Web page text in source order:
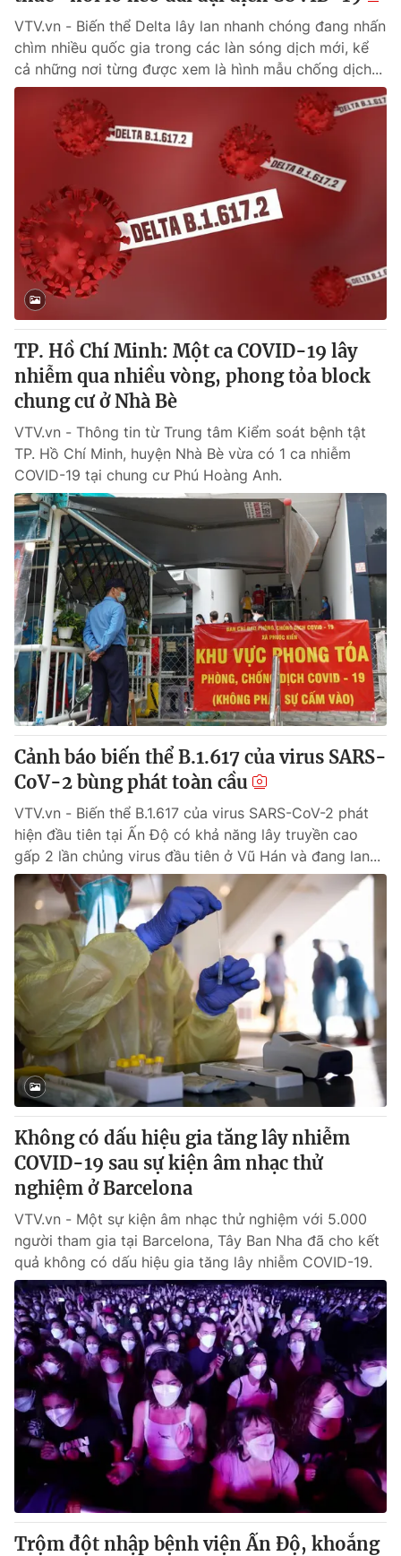
VTV.vn - Biến thể Delta lây lan nhanh chóng đang nhấn
chìm nhiều quốc gia trong các làn sóng dịch mới, kể
cả những nơi từng được xem là hình mẫu chống dịch...
TP. Hồ Chí Minh: Một ca COVID-19 lây
nhiễm qua nhiều vòng, phong tỏa block
chung cư ở Nhà Bè
VTV.vn - Thông tin từ Trung tâm Kiểm soát bệnh tật
TP. Hồ Chí Minh, huyện Nhà Bè vừa có 1 ca nhiễm
COVID-19 tại chung cư Phú Hoàng Anh.
Cảnh báo biến thể B.1.617 của virus SARS-
CoV-2 bùng phát toàn cầu
VTV.vn - Biến thể B.1.617 của virus SARS-CoV-2 phát
hiện đầu tiên tại Ấn Độ có khả năng lây truyền cao
gấp 2 lần chủng virus đầu tiên ở Vũ Hán và đang lan...
Không có dấu hiệu gia tăng lây nhiễm
COVID-19 sau sự kiện âm nhạc thử
nghiệm ở Barcelona
VTV.vn - Một sự kiện âm nhạc thử nghiệm với 5.000
người tham gia tại Barcelona, Tây Ban Nha đã cho kết
quả không có dấu hiệu gia tăng lây nhiễm COVID-19.
Trộm đột nhập bệnh viện Ấn Độ, khoắng